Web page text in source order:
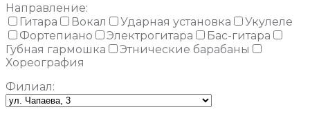
Направление:
Гитара
Вокал Ударная установка
Укулеле
Фортепиано
Электрогитара
Бас-гитара
Губная гармошка
Этнические барабаны
Хореография
Филиал: